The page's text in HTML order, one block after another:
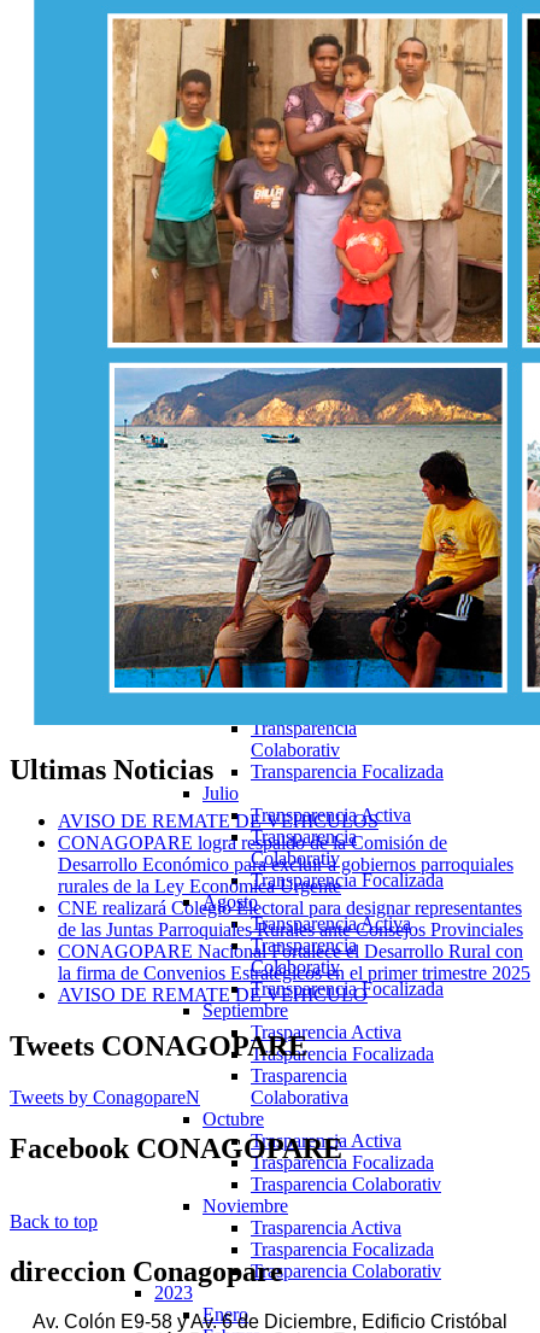
Articulo 19
Transparencia Activa
Transparencia
Colaborativa
Transparencia Focalizada
Febrero
Articulo19
Transparencia Activa
Transparencia
Colaborativa
Transparencia Focalizada
Transparencia
Colaborativa
Marzo
Articulo19
Transparencia Activa
Transparencia
Colaborativa
Transparencia Focalizada
Abril
Transparencia Activa
Transparencia Pasiva
Transparencia
Colaborativ
Transparencia Focalizada
Mayo
Transparencia Activa
Transparencia Pasiva
Transparencia
Colaborativ
Transparencia Focalizada
Junio
Transparencia
Colaborativ
Transparencia Focalizada
Julio
Transparencia Activa
Transparencia
Colaborativ
Transparencia Focalizada
Agosto
Transparencia Activa
Transparencia
Colaborativ
Transparencia Focalizada
Septiembre
Trasparencia Activa
Trasparencia Focalizada
Trasparencia
Colaborativa
Octubre
Trasparencia Activa
Trasparencia Focalizada
Trasparencia Colaborativ
Noviembre
Trasparencia Activa
Trasparencia Focalizada
Trasparencia Colaborativ
2023
Enero
Ultimas Noticias
AVISO DE REMATE DE VEHICULOS
CONAGOPARE logra respaldo de la Comisión de
Desarrollo Económico para excluir a gobiernos parroquiales
rurales de la Ley Económica Urgente
CNE realizará Colegio Electoral para designar representantes
de las Juntas Parroquiales Rurales ante Consejos Provinciales
CONAGOPARE Nacional Fortalece el Desarrollo Rural con
la firma de Convenios Estratégicos en el primer trimestre 2025
AVISO DE REMATE DE VEHICULO
Tweets CONAGOPARE
Tweets by ConagopareN
Facebook CONAGOPARE
Back to top
direccion Conagopare
Av. Colón E9-58 y Av. 6 de Diciembre, Edificio Cristóbal